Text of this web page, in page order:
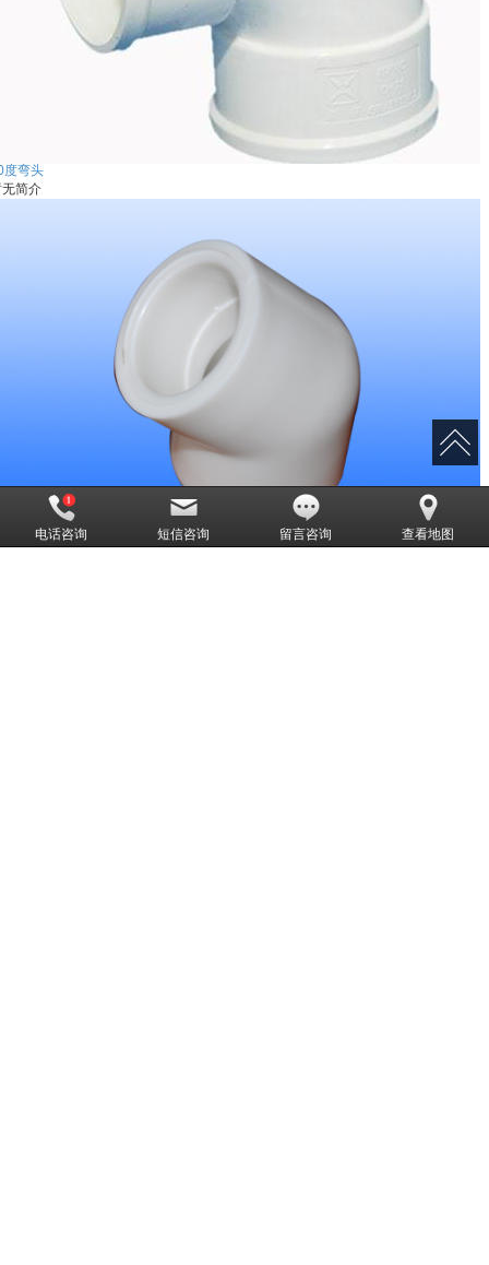
度弯头
简介
电话咨询 短信咨询 留言咨询 查看地图